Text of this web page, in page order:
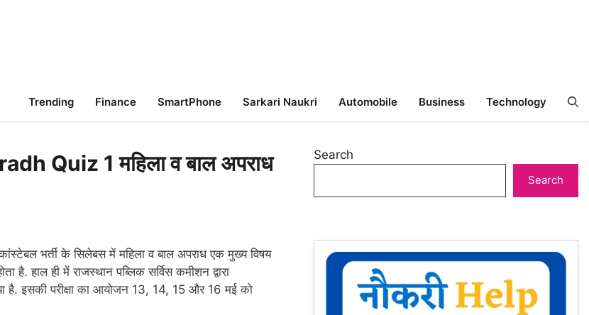
Trending Finance SmartPhone Sarkari Naukri Automobile Business Technology
Quiz 1 महिला व बाल अपराध
भर्ती के सिलेबस में महिला व बाल अपराध एक मुख्य विषय
है. हाल ही में राजस्थान पब्लिक सर्विस कमीशन द्वारा
इसकी परीक्षा का आयोजन 13, 14, 15 और 16 मई को
Search
Search